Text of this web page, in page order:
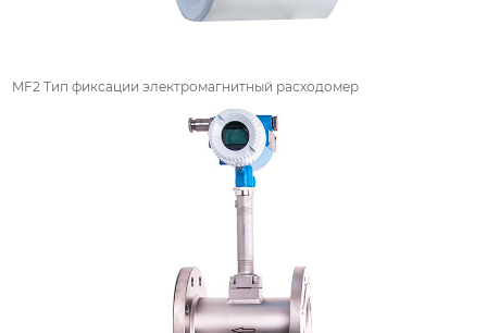
MF2 Тип фиксации электромагнитный расходомер